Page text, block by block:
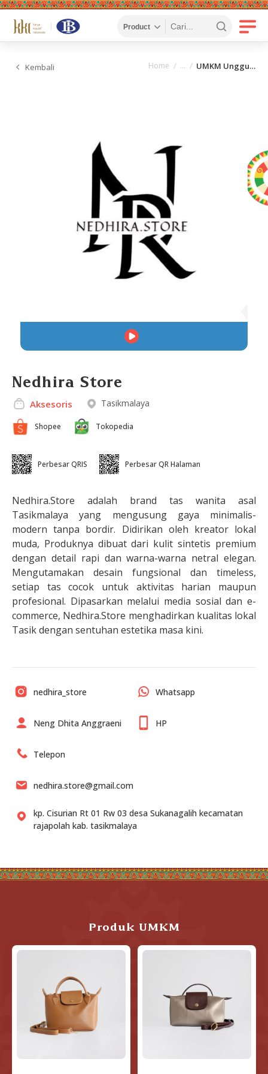
Kembali Home UMKM Unggulan
Nedhira Store
Aksesoris Tasikmalaya
Shopee Tokopedia
Perbesar QRIS Perbesar QR Halaman
Nedhira.Store adalah brand tas wanita asal
Tasikmalaya yang mengusung gaya minimalis-
modern tanpa bordir. Didirikan oleh kreator lokal
muda, Produknya dibuat dari kulit sintetis premium
dengan detail rapi dan warna-warna netral elegan.
Mengutamakan desain fungsional dan timeless,
setiap tas cocok untuk aktivitas harian maupun
profesional. Dipasarkan melalui media sosial dan e-
commerce, Nedhira.Store menghadirkan kualitas lokal
Tasik dengan sentuhan estetika masa kini.
nedhira_store Whatsapp
Neng Dhita Anggraeni HP
Telepon
nedhira.store@gmail.com
kp. Cisurian Rt 01 Rw 03 desa Sukanagalih kecamatan
rajapolah kab. tasikmalaya
Produk UMKM